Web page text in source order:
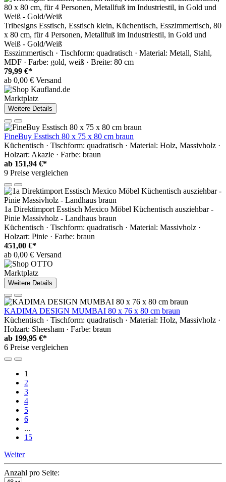
Tribesigns Esstisch, Esstisch klein, Küchentisch, Esszimmertisch, 80
x 80 cm, für 4 Personen, Metallfuß im Industriestil, in Gold und
Weiß - Gold/Weiß
Esszimmertisch · Tischform: quadratisch · Material: Metall, Stahl,
MDF · Farbe: gold, weiß · Breite: 80 cm
79,99 €*
ab 0,00 € Versand
Marktplatz
Weitere Details
FineBuy Esstisch 80 x 75 x 80 cm braun
Küchentisch · Tischform: quadratisch · Material: Holz, Massivholz ·
Holzart: Akazie · Farbe: braun
ab 151,94 €*
9 Preise vergleichen
1a Direktimport Esstisch Mexico Möbel Küchentisch ausziehbar -
Pinie Massivholz - Landhaus braun
Küchentisch · Tischform: quadratisch · Material: Massivholz ·
Holzart: Pinie · Farbe: braun
451,00 €*
ab 0,00 € Versand
Marktplatz
Weitere Details
KADIMA DESIGN MUMBAI 80 x 76 x 80 cm braun
Küchentisch · Tischform: quadratisch · Material: Holz, Massivholz ·
Holzart: Sheesham · Farbe: braun
ab 199,95 €*
6 Preise vergleichen
1
2
3
4
5
6
...
15
Weiter
Anzahl pro Seite: